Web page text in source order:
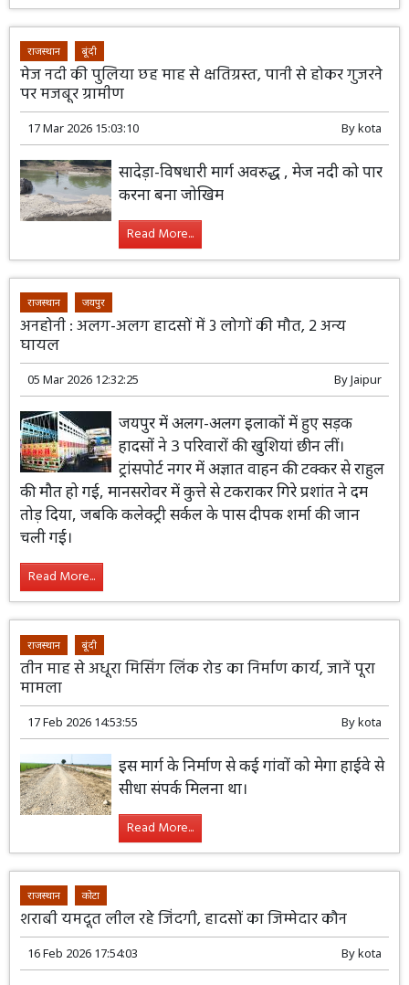
राजस्थान बूंदी
मेज नदी की पुलिया छह माह से क्षतिग्रस्त, पानी से होकर गुजरने
पर मजबूर ग्रामीण
17 Mar 2026 15:03:10 Bykota
सादेड़ा-विषधारी मार्ग अवरुद्ध , मेज नदी को पार
करना बना जोखिम
Read More...
राजस्थान जयपुर
अनहोनी : अलग-अलग हादसों में 3 लोगों की मौत, 2 अन्य
घायल
05 Mar 2026 12:32:25 ByJaipur
जयपुर में अलग-अलग इलाकों में हुए सड़क
हादसों ने 3 परिवारों की खुशियां छीन लीं।
ट्रांसपोर्ट नगर में अज्ञात वाहन की टक्कर से राहुल
की मौत हो गई, मानसरोवर में कुत्ते से टकराकर गिरे प्रशांत ने दम
तोड़ दिया, जबकि कलेक्ट्री सर्कल के पास दीपक शर्मा की जान
चली गई।
Read More...
राजस्थान बूंदी
तीन माह से अधूरा मिसिंग लिंक रोड का निर्माण कार्य, जानें पूरा
मामला
17 Feb 2026 14:53:55 Bykota
इस मार्ग के निर्माण से कई गांवों को मेगा हाईवे से
सीधा संपर्क मिलना था।
Read More...
राजस्थान कोटा
शराबी यमदूत लील रहे जिंदगी, हादसों का जिम्मेदार कौन
16 Feb 2026 17:54:03 Bykota